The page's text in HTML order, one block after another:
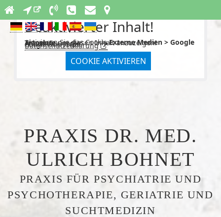
Deaktivierter Inhalt!
Aktivieren Sie das Cookie
Externe Medien > Google Translateum diesen Inhalt anzuzeigen!
Anbieter: Google
Google Übersetzer.
Datenschutzerklärung
COOKIE AKTIVIEREN
PRAXIS DR. MED.
ULRICH BOHNET
PRAXIS FÜR PSYCHIATRIE UND
PSYCHOTHERAPIE, GERIATRIE UND
SUCHTMEDIZIN